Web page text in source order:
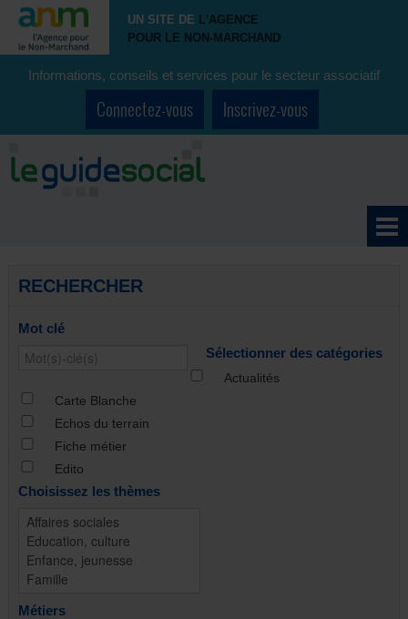
UN SITE DE L'AGENCE
POUR LE NON-MARCHAND
Informations, conseils et services pour le secteur associatif
Connectez-vous Inscrivez-vous
RECHERCHER
Mot clé
Sélectionner des catégories
Actualités
Carte Blanche
Echos du terrain
Fiche métier
Edito
Choisissez les thèmes
Métiers